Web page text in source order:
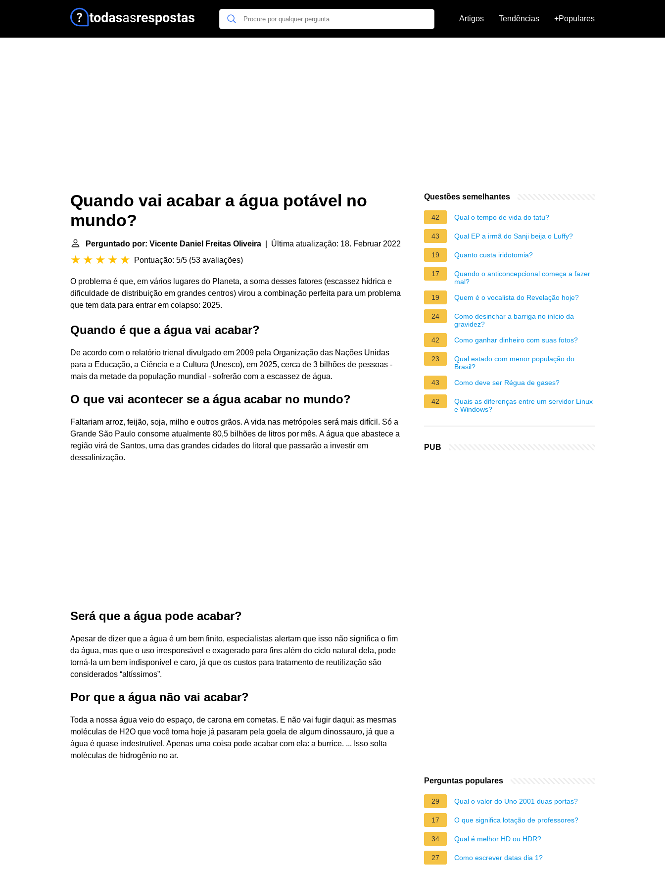
Artigos Tendências +Populares
Quando vai acabar a água potável no
mundo?
Perguntado por: Vicente Daniel Freitas Oliveira | Última atualização: 18. Februar 2022
Pontuação: 5/5 (53 avaliações)
O problema é que, em vários lugares do Planeta, a soma desses fatores (escassez hídrica e
dificuldade de distribuição em grandes centros) virou a combinação perfeita para um problema
que tem data para entrar em colapso: 2025.
Quando é que a água vai acabar?
De acordo com o relatório trienal divulgado em 2009 pela Organização das Nações Unidas
para a Educação, a Ciência e a Cultura (Unesco), em 2025, cerca de 3 bilhões de pessoas -
mais da metade da população mundial - sofrerão com a escassez de água.
O que vai acontecer se a água acabar no mundo?
Faltariam arroz, feijão, soja, milho e outros grãos. A vida nas metrópoles será mais difícil. Só a
Grande São Paulo consome atualmente 80,5 bilhões de litros por mês. A água que abastece a
região virá de Santos, uma das grandes cidades do litoral que passarão a investir em
dessalinização.
Será que a água pode acabar?
Apesar de dizer que a água é um bem finito, especialistas alertam que isso não significa o fim
da água, mas que o uso irresponsável e exagerado para fins além do ciclo natural dela, pode
torná-la um bem indisponível e caro, já que os custos para tratamento de reutilização são
considerados “altíssimos”.
Por que a água não vai acabar?
Toda a nossa água veio do espaço, de carona em cometas. E não vai fugir daqui: as mesmas
moléculas de H2O que você toma hoje já pasaram pela goela de algum dinossauro, já que a
água é quase indestrutível. Apenas uma coisa pode acabar com ela: a burrice. ... Isso solta
moléculas de hidrogênio no ar.
Questões semelhantes
42 Qual o tempo de vida do tatu?
43 Qual EP a irmã do Sanji beija o Luffy?
19 Quanto custa iridotomia?
17
Quando o anticoncepcional começa a fazer
mal?
19
Quem é o vocalista do Revelação hoje?
24
Como desinchar a barriga no início da
gravidez?
42
Como ganhar dinheiro com suas fotos?
23
Qual estado com menor população do
Brasil?
43
Como deve ser Régua de gases?
42
Quais as diferenças entre um servidor Linux
e Windows?
PUB
Perguntas populares
29 Qual o valor do Uno 2001 duas portas?
17 O que significa lotação de professores?
34 Qual é melhor HD ou HDR?
27 Como escrever datas dia 1?